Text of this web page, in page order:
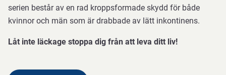
serien består av en rad kroppsformade skydd för både
kvinnor och män som är drabbade av lätt inkontinens.
Låt inte läckage stoppa dig från att leva ditt liv!